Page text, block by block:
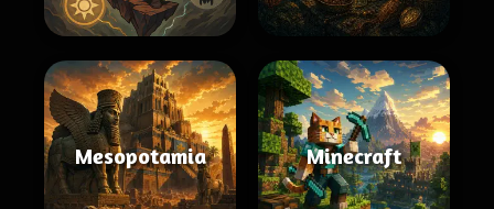
Mesopotamia Minecraft